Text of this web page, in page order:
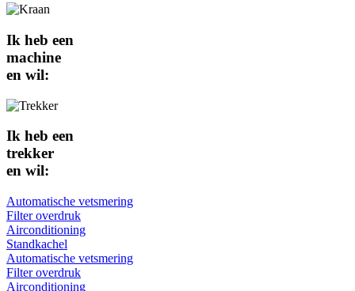
Ik heb een
machine
en wil:
Ik heb een
trekker
en wil:
Automatische vetsmering
Filter overdruk
Airconditioning
Standkachel
Automatische vetsmering
Filter overdruk
Airconditioning